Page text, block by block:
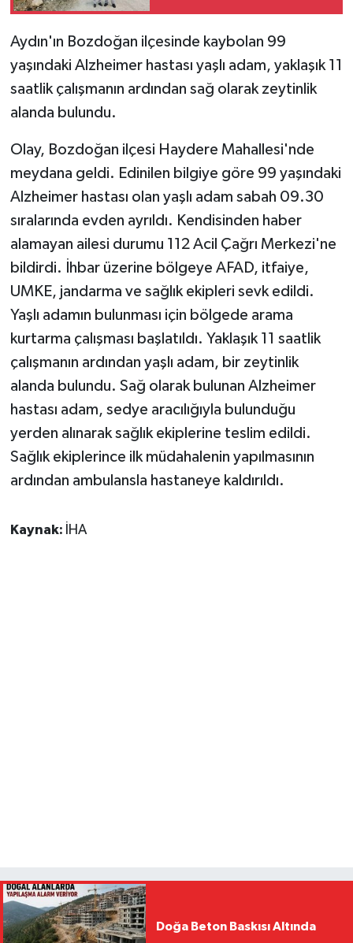
Aydın'ın Bozdoğan ilçesinde kaybolan 99
yaşındaki Alzheimer hastası yaşlı adam, yaklaşık 11
saatlik çalışmanın ardından sağ olarak zeytinlik
alanda bulundu.
Olay, Bozdoğan ilçesi Haydere Mahallesi'nde
meydana geldi. Edinilen bilgiye göre 99 yaşındaki
Alzheimer hastası olan yaşlı adam sabah 09.30
sıralarında evden ayrıldı. Kendisinden haber
alamayan ailesi durumu 112 Acil Çağrı Merkezi'ne
bildirdi. İhbar üzerine bölgeye AFAD, itfaiye,
UMKE, jandarma ve sağlık ekipleri sevk edildi.
Yaşlı adamın bulunması için bölgede arama
kurtarma çalışması başlatıldı. Yaklaşık 11 saatlik
çalışmanın ardından yaşlı adam, bir zeytinlik
alanda bulundu. Sağ olarak bulunan Alzheimer
hastası adam, sedye aracılığıyla bulunduğu
yerden alınarak sağlık ekiplerine teslim edildi.
Sağlık ekiplerince ilk müdahalenin yapılmasının
ardından ambulansla hastaneye kaldırıldı.
Kaynak: İHA
Doğa Beton Baskısı Altında